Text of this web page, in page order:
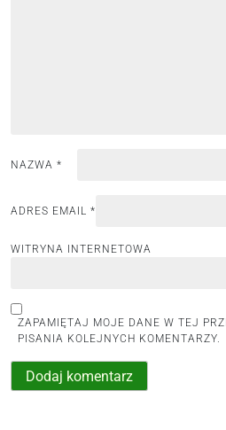
NAZWA *
ADRES EMAIL *
WITRYNA INTERNETOWA
ZAPAMIĘTAJ MOJE DANE W TEJ
PISANIA KOLEJNYCH KOMENTARZY.